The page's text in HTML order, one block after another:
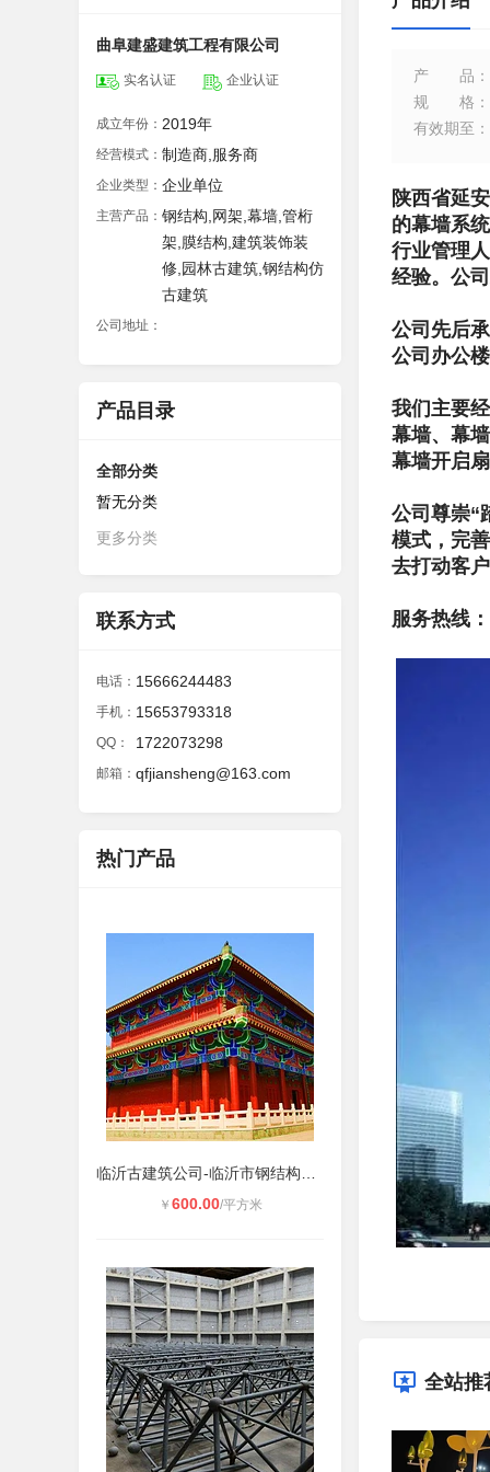
曲阜建盛建筑工程有限公司
实名认证 企业认证
成立年份： 2019年
经营模式： 制造商,服务商
企业类型： 企业单位
主营产品： 钢结构,网架,幕墙,管桁
架,膜结构,建筑装饰装
修,园林古建筑,钢结构仿
古建筑
公司地址：
产品目录
全部分类
暂无分类
更多分类
联系方式
电话： 15666244483
手机： 15653793318
QQ： 1722073298
邮箱： qfjiansheng@163.com
热门产品
￥ 600.00/平方米
产品 ：
规格 ：
有效期至 ：
陕西省延
的幕墙系
行业管理
经验。公
公司先后
公司办公
我们主要
幕墙、幕
幕墙开启
公司尊崇“
模式，完
去打动客
服务热线
全站推